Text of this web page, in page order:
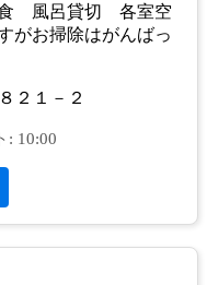
食 風呂貸切 各室空
がお掃除はがんばっ
２１－２
: 10:00